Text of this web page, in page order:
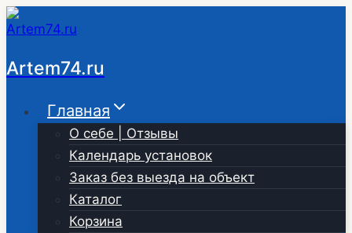
Перейти
к
содержимому
Artem74.ru
Главная
О себе | Отзывы
Календарь установок
Заказ без выезда на объект
Каталог
Корзина